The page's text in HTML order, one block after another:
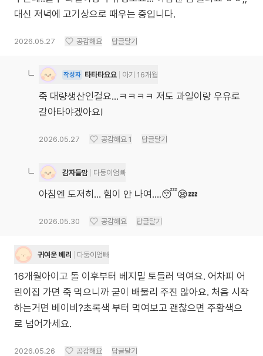
대신 저녁에 고기상으로 때우는 중입니다.
2026.05.27 공감해요 답글달기
작성자 타타타요요 아기 16개월
죽 대량생산인걸요...ㅋㅋㅋㅋ 저도 과일이랑 우유로
갈아타야겠아요!
2026.05.27 공감해요 1 답글달기
감자들맘 다둥이엄빠
아침엔 도저히… 힘이 안 나여….😴😪💤
2026.05.30 공감해요 답글달기
귀여운 베리 다둥이엄빠
16개월아이고 돌 이후부터 베지밀 토들러 먹여요. 어차피 어
린이집 가면 죽 먹으니까 굳이 배불리 주진 않아요. 처음 시작
하는거면 베이비?초록색 부터 먹여보고 괜찮으면 주황색으
로 넘어가세요.
2026.05.26 공감해요 답글달기